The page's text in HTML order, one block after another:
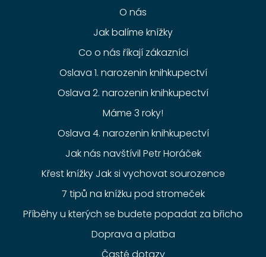
O nás
Jak balíme knížky
Co o nás říkají zákazníci
Oslava 1. narozenin knihkupectví
Oslava 2. narozenin knihkupectví
Máme 3 roky!
Oslava 4. narozenin knihkupectví
Jak nás navštívil Petr Horáček
Křest knížky Jak si vychovat sourozence
7 tipů na knížku pod stromeček
Příběhy u kterých se budete popadat za břicho
Doprava a platba